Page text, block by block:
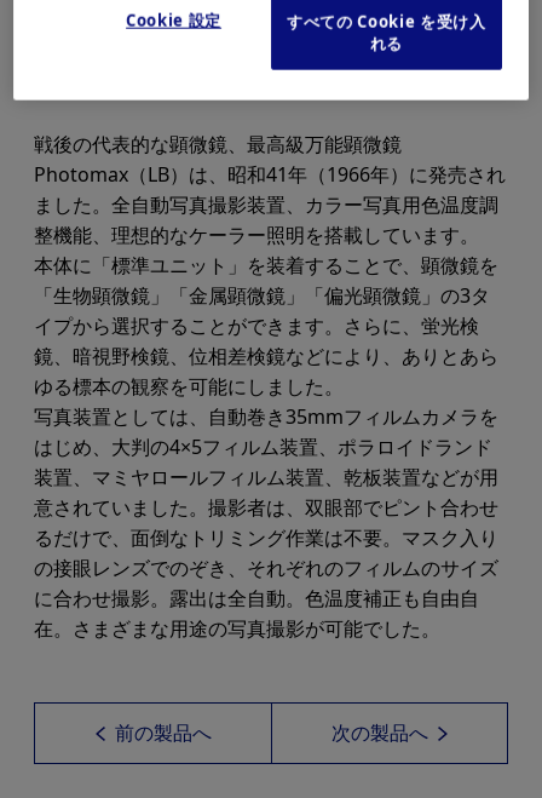
戦後の代表的な顕微鏡、最高級万能顕微鏡
Photomax（LB）は、昭和41年（1966年）に発売され
ました。全自動写真撮影装置、カラー写真用色温度調
整機能、理想的なケーラー照明を搭載しています。
本体に「標準ユニット」を装着することで、顕微鏡を
「生物顕微鏡」「金属顕微鏡」「偏光顕微鏡」の3タ
イプから選択することができます。さらに、蛍光検
鏡、暗視野検鏡、位相差検鏡などにより、ありとあら
ゆる標本の観察を可能にしました。
写真装置としては、自動巻き35mmフィルムカメラを
はじめ、大判の4×5フィルム装置、ポラロイドランド
装置、マミヤロールフィルム装置、乾板装置などが用
意されていました。撮影者は、双眼部でピント合わせ
るだけで、面倒なトリミング作業は不要。マスク入り
の接眼レンズでのぞき、それぞれのフィルムのサイズ
に合わせ撮影。露出は全自動。色温度補正も自由自
在。さまざまな用途の写真撮影が可能でした。
前の製品へ 次の製品へ
Cookie 設定
すべての Cookie を受け入
れる